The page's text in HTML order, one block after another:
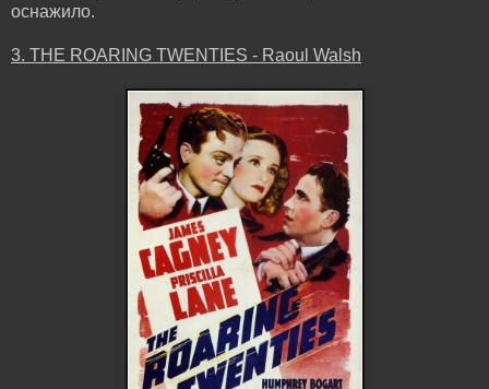
оснажило.
3. THE ROARING TWENTIES - Raoul Walsh